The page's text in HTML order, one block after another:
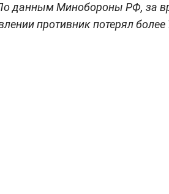
данным Минобороны РФ, за
противник потерял